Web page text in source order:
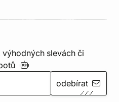
slevách či
odebírat